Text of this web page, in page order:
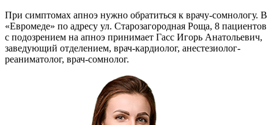
При симптомах апноэ нужно обратиться к врачу-сомнологу. В
«Евромеде» по адресу ул. Старозагородная Роща, 8 пациентов
с подозрением на апноэ принимает Гасс Игорь Анатольевич,
заведующий отделением, врач-кардиолог, анестезиолог-
реаниматолог, врач-сомнолог.